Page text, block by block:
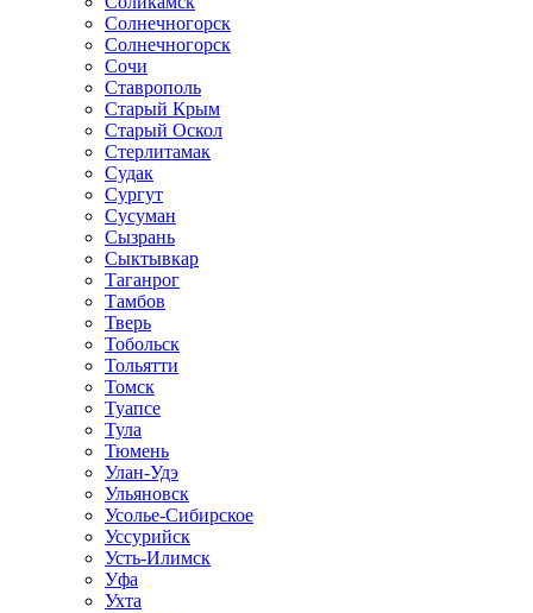
Солнечногорск
Солнечногорск
Сочи
Ставрополь
Старый Крым
Старый Оскол
Стерлитамак
Судак
Сургут
Сусуман
Сызрань
Сыктывкар
Таганрог
Тамбов
Тверь
Тобольск
Тольятти
Томск
Туапсе
Тула
Тюмень
Улан-Удэ
Ульяновск
Усолье-Сибирское
Уссурийск
Усть-Илимск
Уфа
Ухта